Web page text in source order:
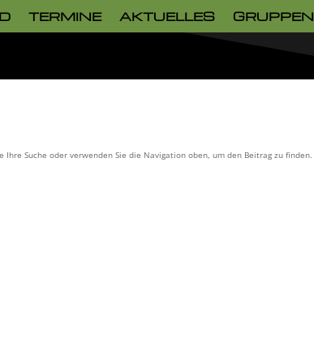
TERMINE AKTUELLES GRUPPEN
Suche oder verwenden Sie die Navigation oben, um den Beitrag zu finden.